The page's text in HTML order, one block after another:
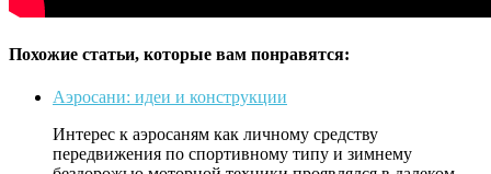
Похожие статьи, которые вам понравятся:
Аэросани: идеи и конструкции
Интерес к аэросаням как личному средству
передвижения по спортивному типу и зимнему